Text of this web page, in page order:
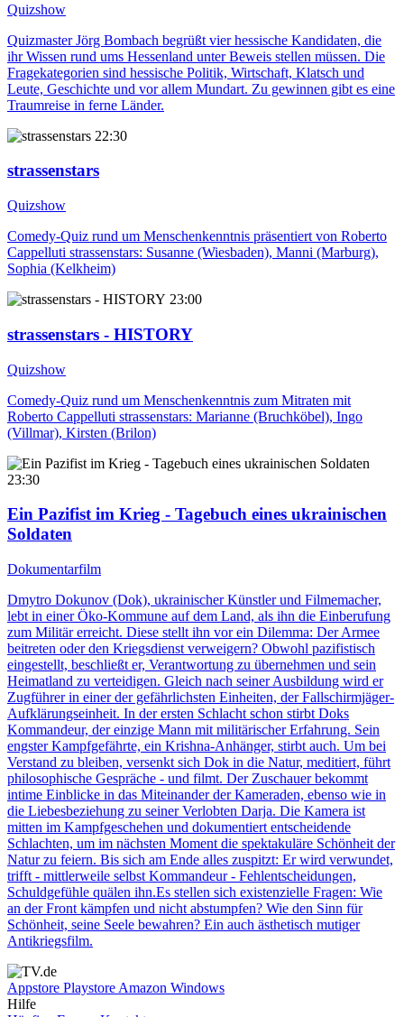
Quizshow
Quizmaster Jörg Bombach begrüßt vier hessische Kandidaten, die
ihr Wissen rund ums Hessenland unter Beweis stellen müssen. Die
Fragekategorien sind hessische Politik, Wirtschaft, Klatsch und
Leute, Geschichte und vor allem Mundart. Zu gewinnen gibt es eine
Traumreise in ferne Länder.
22:30
strassenstars
Quizshow
Comedy-Quiz rund um Menschenkenntnis präsentiert von Roberto
Cappelluti strassenstars: Susanne (Wiesbaden), Manni (Marburg),
Sophia (Kelkheim)
23:00
strassenstars - HISTORY
Quizshow
Comedy-Quiz rund um Menschenkenntnis zum Mitraten mit
Roberto Cappelluti strassenstars: Marianne (Bruchköbel), Ingo
(Villmar), Kirsten (Brilon)
23:30
Ein Pazifist im Krieg - Tagebuch eines ukrainischen
Soldaten
Dokumentarfilm
Dmytro Dokunov (Dok), ukrainischer Künstler und Filmemacher,
lebt in einer Öko-Kommune auf dem Land, als ihn die Einberufung
zum Militär erreicht. Diese stellt ihn vor ein Dilemma: Der Armee
beitreten oder den Kriegsdienst verweigern? Obwohl pazifistisch
eingestellt, beschließt er, Verantwortung zu übernehmen und sein
Heimatland zu verteidigen. Gleich nach seiner Ausbildung wird er
Zugführer in einer der gefährlichsten Einheiten, der Fallschirmjäger-
Aufklärungseinheit. In der ersten Schlacht schon stirbt Doks
Kommandeur, der einzige Mann mit militärischer Erfahrung. Sein
engster Kampfgefährte, ein Krishna-Anhänger, stirbt auch. Um bei
Verstand zu bleiben, versenkt sich Dok in die Natur, meditiert, führt
philosophische Gespräche - und filmt. Der Zuschauer bekommt
intime Einblicke in das Miteinander der Kameraden, ebenso wie in
die Liebesbeziehung zu seiner Verlobten Darja. Die Kamera ist
mitten im Kampfgeschehen und dokumentiert entscheidende
Schlachten, um im nächsten Moment die spektakuläre Schönheit der
Natur zu feiern. Bis sich am Ende alles zuspitzt: Er wird verwundet,
trifft - mittlerweile selbst Kommandeur - Fehlentscheidungen,
Schuldgefühle quälen ihn.Es stellen sich existenzielle Fragen: Wie
an der Front kämpfen und nicht abstumpfen? Wie den Sinn für
Schönheit, seine Seele bewahren? Ein auch ästhetisch mutiger
Antikriegsfilm.
Appstore Playstore Amazon Windows
Hilfe